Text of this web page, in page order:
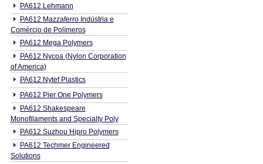
PA612 Lehmann
PA612 Mazzaferro Indústria e
Comércio de Polímeros
PA612 Mega Polymers
PA612 Nycoa (Nylon Corporation
of America)
PA612 Nytef Plastics
PA612 Pier One Polymers
PA612 Shakespeare
Monofilaments and Specialty Poly
PA612 Suzhou Hipro Polymers
PA612 Techmer Engineered
Solutions